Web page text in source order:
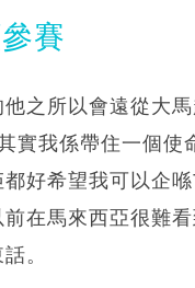
賽
之所以會遠從大
實我係帶住一個使
好希望我可以企
在馬來西亞很難
。